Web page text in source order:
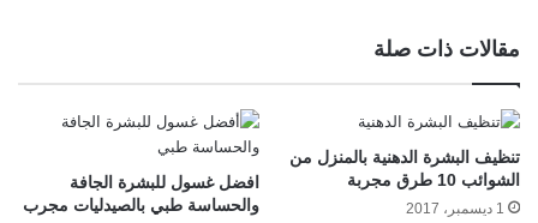
مقالات ذات صلة
تنظيف البشرة الدهنية بالمنزل من
الشوائب 10 طرق مجربة
1 ديسمبر، 2017
افضل غسول للبشرة الجافة
والحساسة طبي بالصيدليات مجرب